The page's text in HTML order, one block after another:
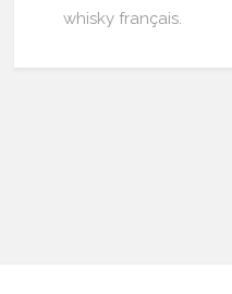
whisky français.